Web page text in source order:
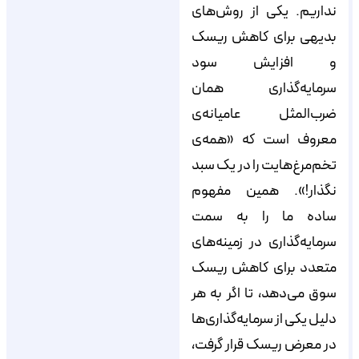
نداریم. یکی از روش‌های
بدیهی برای کاهش ریسک
و افزایش سود
سرمایه‌گذاری همان
ضرب‌المثل عامیانه‌ی
معروف است که «همه‌ی
تخم‌مرغ‌هایت را در یک سبد
نگذار!». همین مفهوم
ساده ما را به سمت
سرمایه‌گذاری در زمینه‌های
متعدد برای کاهش ریسک
سوق می‌دهد، تا اگر به هر
دلیل یکی از سرمایه‌گذاری‌ها
در معرض ریسک قرار گرفت،